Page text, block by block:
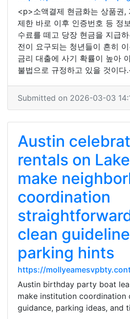
<p>소액결제 현금화는 상품권,
제한 바로 이후 인증번호 등 정
수료를 떼고 당장 현금을 지급
전이 요구되는 청년들이 흔히
금리 대출에 사기 확률이 높아
불법으로 규정하고 있을 것이다
Submitted on 2026-03-03
Austin
rentals on
make
coordination
clean
parking hints
https://
Austin birthday party boat
make institution coordination
guidance, parking ideas, and